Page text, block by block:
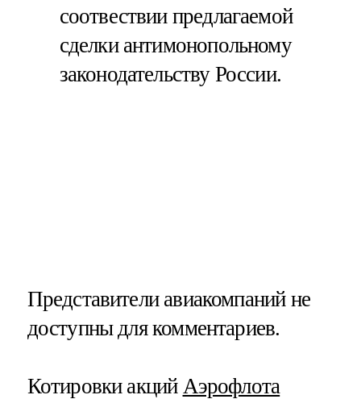
соотвествии предлагаемой
сделки антимонопольному
законодательству России.
Представители авиакомпаний не
доступны для комментариев.
Котировки акций Аэрофлота